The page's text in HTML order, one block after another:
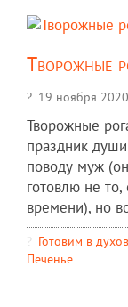
Творожные
19 ноября 2020
Творожные
праздник
поводу муж
готовлю не
времени), но
Готовим в
Печенье